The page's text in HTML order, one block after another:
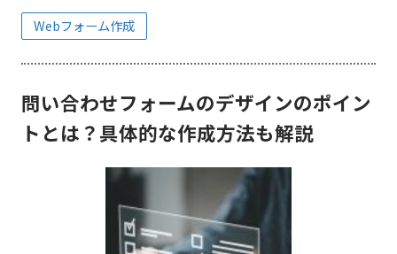
Webフォーム作成
問い合わせフォームのデザインのポイン
トとは？具体的な作成方法も解説